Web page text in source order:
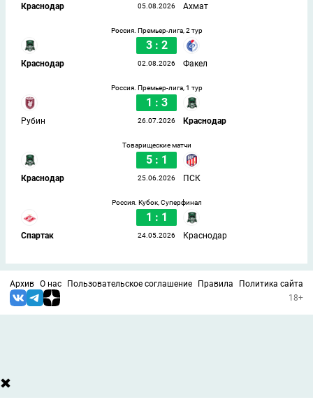
Краснодар 05.08.2026 Ахмат
Россия. Премьер-лига, 2 тур
Краснодар
3 : 2
02.08.2026 Факел
Россия. Премьер-лига, 1 тур
Рубин
1 : 3
26.07.2026 Краснодар
Товарищеские матчи
Краснодар
5 : 1
25.06.2026 ПСК
Россия. Кубок, Суперфинал
Спартак
1 : 1
24.05.2026 Краснодар
Архив О нас Пользовательское соглашение Правила
Политика сайта
18+